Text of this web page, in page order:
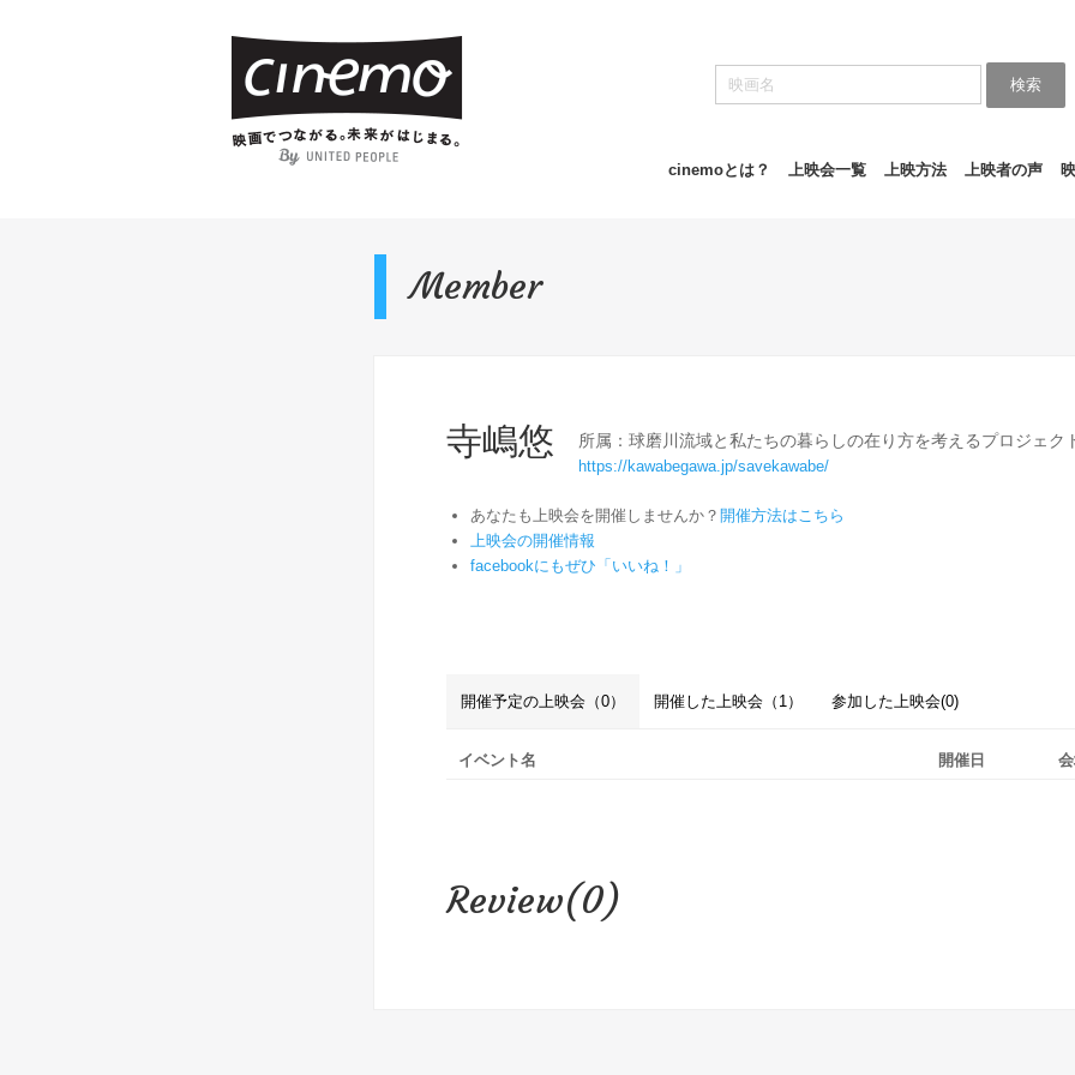
検索
cinemoとは？ 上映会一覧 上映方法 上映者の声
Member
寺嶋悠 所属：球磨川流域と私たちの暮らしの在り方を考えるプロジェク
https://kawabegawa.jp/savekawabe/
あなたも上映会を開催しませんか？ 開催方法はこちら
上映会の開催情報
facebookにもぜひ「いいね！」
開催予定の上映会（0） 開催した上映会（1） 参加した上映会(0)
イベント名 開催日
Review(0)